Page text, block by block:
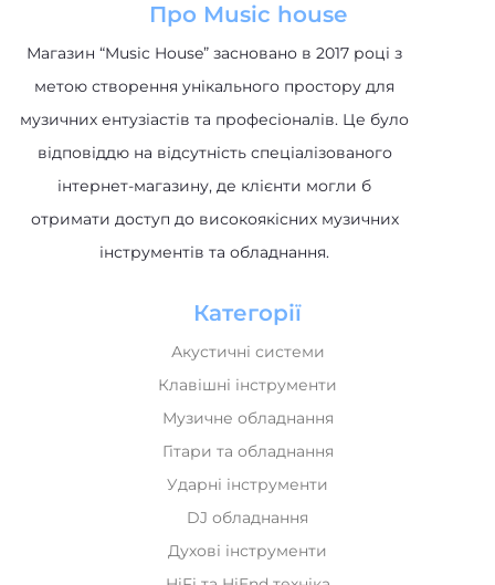
Про Music house
Магазин “Music House” засновано в 2017 році з
метою створення унікального простору для
музичних ентузіастів та професіоналів. Це було
відповіддю на відсутність спеціалізованого
інтернет-магазину, де клієнти могли б
отримати доступ до високоякісних музичних
інструментів та обладнання.
Категорії
Акустичні системи
Клавішні інструменти
Музичне обладнання
Гітари та обладнання
Ударні інструменти
DJ обладнання
Духові інструменти